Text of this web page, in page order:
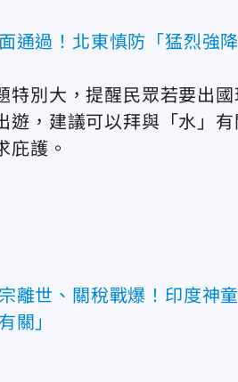
通過！北東慎防「猛烈強
特別大，提醒民眾若要出
遊，建議可以拜與「水」
庇護。
離世、關稅戰爆！印度神
關」